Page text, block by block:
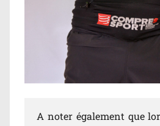
A noter également que